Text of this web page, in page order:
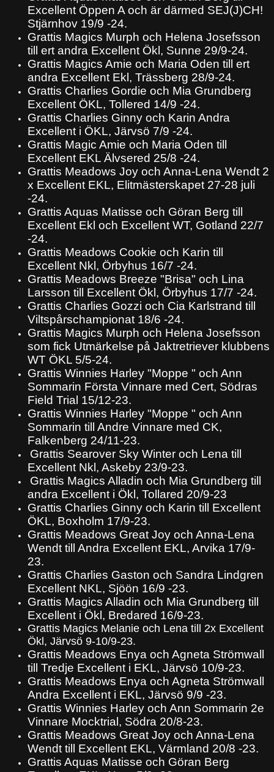
Excellent Öppen A och är därmed SEJ(J)CH!
Stjärnhov 19/9 -24.
Grattis Magics Murph och Helena Josefsson
till ert andra Excellent Ökl, Sunne 29/9-24.
Grattis Magics Amie och Maria Oden till ert
andra Excellent Ekl, Trässberg 28/9-24.
Grattis Charlies Gordie och Mia Grundberg
Excellent ÖKL, Tollered 14/9 -24.
Grattis Charlies Ginny och Karin Andra
Excellent i ÖKL, Järvsö 7/9 -24.
Grattis Magic Amie och Maria Oden till
Excellent EKL Älvsered 25/8 -24.
Grattis Meadows Joy och Anna-Lena Wendt 2
x Excellent EKL, Elitmästerskapet 27-28 juli
-24.
Grattis Aquas Matisse och Göran Berg till
Excellent Ekl och Excellent WT, Gotland 22/7
-24.
Grattis Meadows Cookie och Karin till
Excellent Nkl, Örbyhus 16/7 -24.
Grattis Meadows Breeze "Brisa" och Lina
Larsson till Excellent Ökl, Örbyhus 17/7 -24.
Grattis Charlies Gozzi och Cia Karlstrand till
Viltspårschampionat 18/6 -24.
Grattis Magics Murph och Helena Josefsson
som fick Utmärkelse på Jaktretriever klubbens
WT ÖKL 5/5-24.
Grattis Winnies Harley "Moppe " och Ann
Sommarin Första Vinnare med Cert, Södras
Field Trial 15/12-23.
Grattis Winnies Harley "Moppe " och Ann
Sommarin till Andre Vinnare med CK,
Falkenberg 24/11-23.
Grattis Searover Sky Winter och Lena till
Excellent Nkl, Askeby 23/9-23.
Grattis Magics Alladin och Mia Grundberg till
andra Excellent i Ökl, Tollared 20/9-23
Grattis Charlies Ginny och Karin till Excellent
ÖKL, Boxholm 17/9-23.
Grattis Meadows Great Joy och Anna-Lena
Wendt till Andra Excellent EKL, Arvika 17/9-
23.
Grattis Charlies Gaston och Sandra Lindgren
Excellent NKL, Sjöön 16/9 -23.
Grattis Magics Alladin och Mia Grundberg till
Excellent i Ökl, Bredared 16/9-23.
Grattis Magics Melanie och Lena till 2x Excellent
Ökl, Järvsö 9-10/9-23.
Grattis Meadows Enya och Agneta Strömwall
till Tredje Excellent i EKL, Järvsö 10/9-23.
Grattis Meadows Enya och Agneta Strömwall
Andra Excellent i EKL, Järvsö 9/9 -23.
Grattis Winnies Harley och Ann Sommarin 2e
Vinnare Mocktrial, Södra 20/8-23.
Grattis Meadows Great Joy och Anna-Lena
Wendt till Excellent EKL, Värmland 20/8 -23.
Grattis Aquas Matisse och Göran Berg